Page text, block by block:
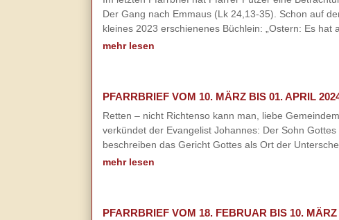
Der Gang nach Emmaus (Lk 24,13-35). Schon auf
kleines 2023 erschienenes Büchlein: „Ostern: Es hat
mehr lesen
PFARRBRIEF VOM 10. MÄRZ BIS 01. APRIL
Retten – nicht Richtenso kann man, liebe
verkündet der Evangelist Johannes: Der Sohn
beschreiben das Gericht Gottes als Ort der
mehr lesen
PFARRBRIEF VOM 18. FEBRUAR BIS 10. MÄRZ